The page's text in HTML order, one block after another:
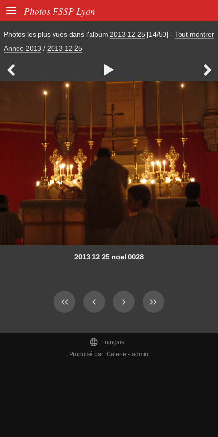
 Photos FSSP Lyon
Photos les plus vues dans l'album 2013 12 25 [14/50] - Tout montrer
Année 2013 / 2013 12 25
  
2013 12 25 noel 0028

Français
Propulsé par iGalerie - admin